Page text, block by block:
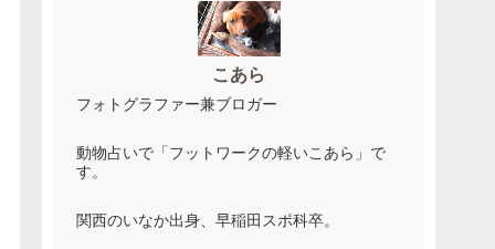
こあら
フォトグラファー兼ブロガー
動物占いで「フットワークの軽いこあら」で
す。
関西のいなか出身、早稲田スポ科卒。